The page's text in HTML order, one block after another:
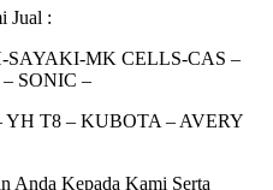
Jual :
SAYAKI-MK CELLS-CAS –
SONIC –
YH T8 – KUBOTA – AVERY
Anda Kepada Kami Serta